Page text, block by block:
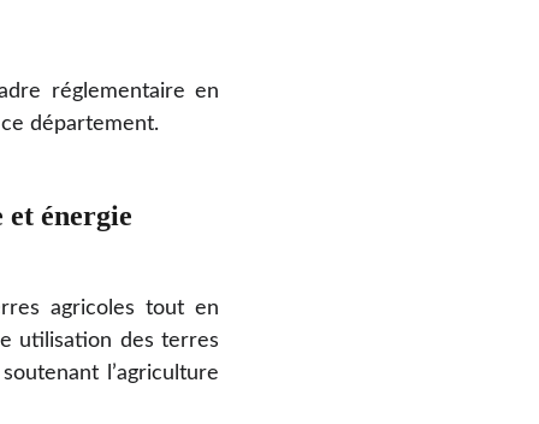
réglementaire en
département.
énergie
agricoles tout en
utilisation des terres
l’agriculture